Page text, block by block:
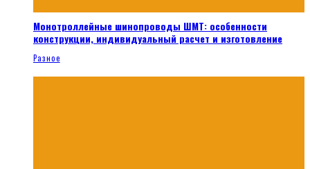
Монотроллейные шинопроводы ШМТ: особенности
конструкции, индивидуальный расчет и изготовление
Разное